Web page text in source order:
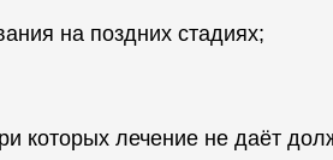
на поздних стадиях;
которых лечение не даёт